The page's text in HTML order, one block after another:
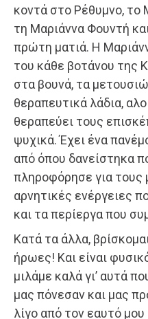
κοντά στο Ρέθυμνο,
τη Μαριάννα Φουντή
πρώτη ματιά. Η
του κάθε βοτάνου της
στα βουνά, τα
θεραπευτικά λάδια,
θεραπεύει τους
ψυχικά. Έχει ένα
από όπου δανείστηκα
πληροφόρησε για τους
αρνητικές ενέργειες
και τα περίεργα που
Κατά τα άλλα,
ήρωες! Και είναι
μιλάμε καλά γι’ αυτά
μας πόνεσαν και μας
λίγο από τον εαυτό